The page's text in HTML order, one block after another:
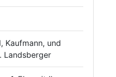
Kaufmann, und
Landsberger